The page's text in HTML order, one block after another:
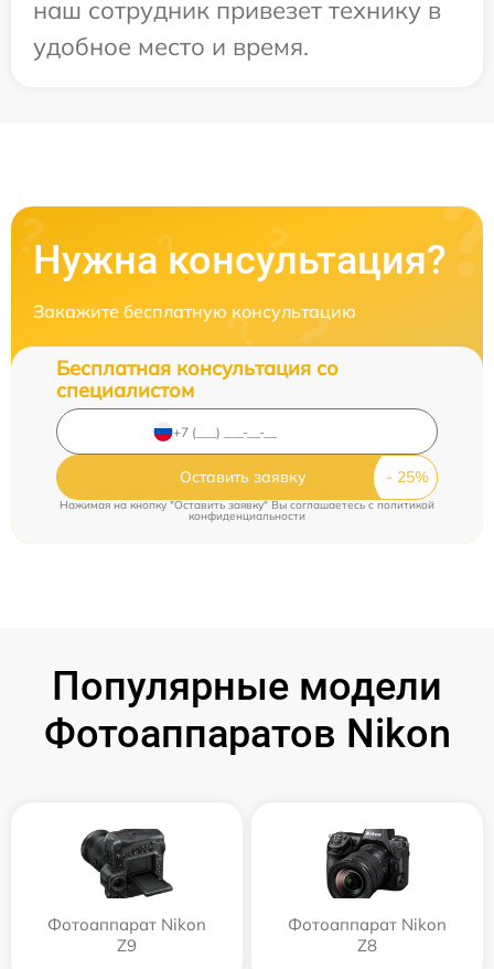
наш сотрудник привезет технику в
удобное место и время.
Нужна консультация?
Закажите бесплатную консультацию
Бесплатная консультация со
специалистом
Оставить заявку
Нажимая на кнопку "Оставить заявку" Вы соглашаетесь cполитикой
конфиденциальности
Популярные модели
Фотоаппаратов Nikon
Фотоаппарат Nikon
Z9
Фотоаппарат Nikon
Z8